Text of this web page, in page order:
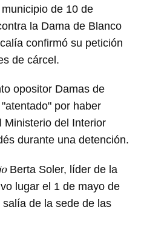
de 10 de
la Dama de Blanco
confirmó su petición
de cárcel.
opositor Damas de
por haber
Ministerio del Interior
durante una detención.
Berta Soler, líder de la
lugar el 1 de mayo de
de la sede de las